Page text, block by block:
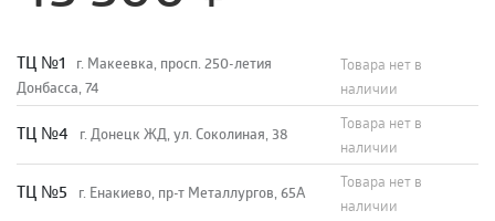
TЦ №1
г. Макеевка, просп. 250-летия
Донбасса, 74
Товара нет в
наличии
TЦ №4 г. Донецк ЖД, ул. Соколиная, 38
Товара нет в
наличии
TЦ №5 г. Енакиево, пр-т Металлургов, 65А
Товара нет в
наличии